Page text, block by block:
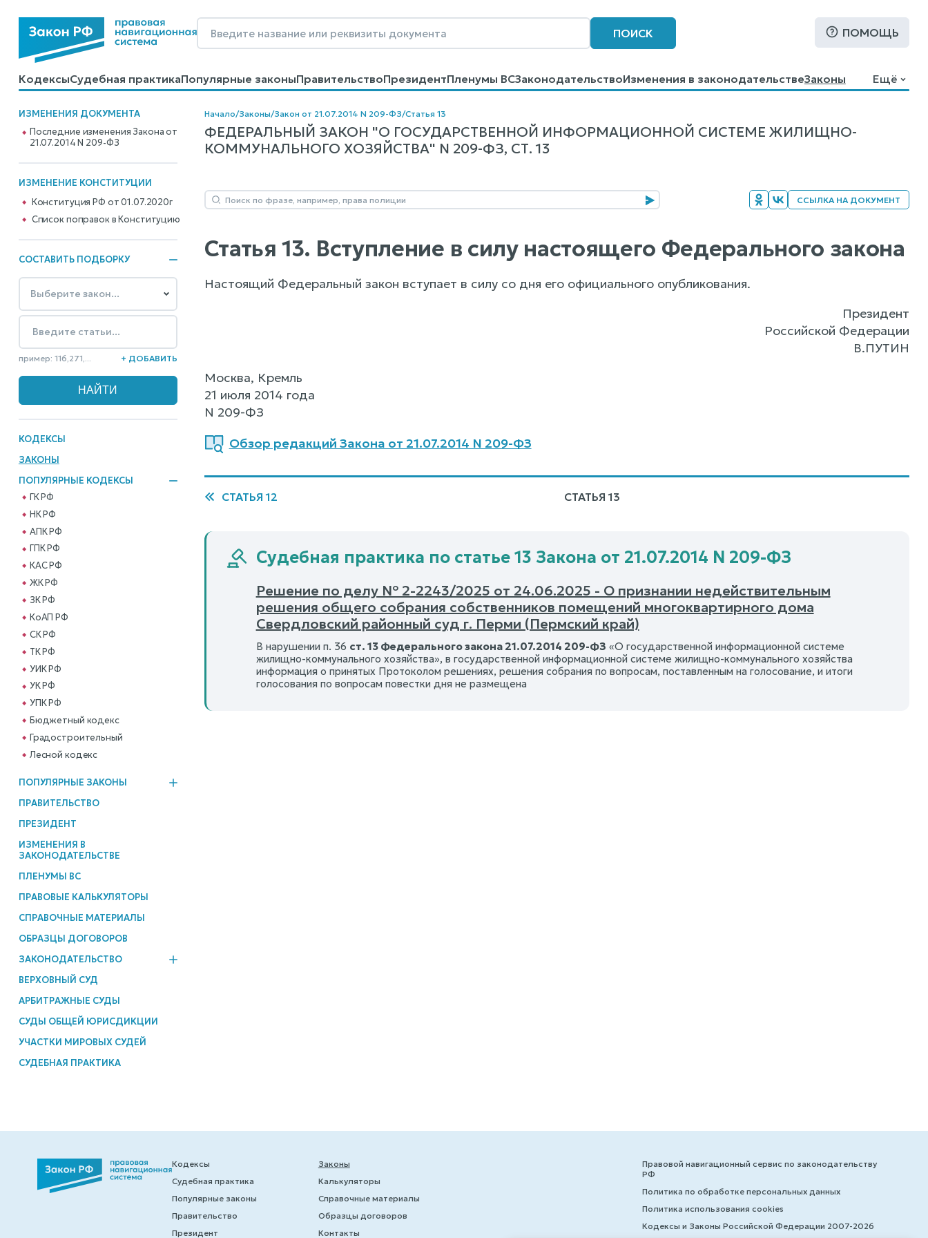
ПОИСК ПОМОЩЬ
КодексыСудебная практикаПопулярные законыПравительствоПрезидентПленумы ВСЗаконодательствоИзменения в законодательствеЗаконы
КалькуляторыСправочные материалыОбразцы договоровКонтактыПомощьПоиск
Ещё
ИЗМЕНЕНИЯ ДОКУМЕНТА
Последние изменения Закона от
21.07.2014 N 209-ФЗ
ИЗМЕНЕНИЕ КОНСТИТУЦИИ
Конституция РФ от 01.07.2020г
Cписок поправок в Конституцию
СОСТАВИТЬ ПОДБОРКУ
пример: 116,271,... + ДОБАВИТЬ
КОДЕКСЫ
ЗАКОНЫ
ПОПУЛЯРНЫЕ КОДЕКСЫ
ГК РФ
НК РФ
АПК РФ
ГПК РФ
КАС РФ
ЖК РФ
ЗК РФ
КоАП РФ
СК РФ
ТК РФ
УИК РФ
УК РФ
УПК РФ
Бюджетный кодекс
Градостроительный
Лесной кодекс
ПОПУЛЯРНЫЕ ЗАКОНЫ
ПРАВИТЕЛЬСТВО
ПРЕЗИДЕНТ
ИЗМЕНЕНИЯ В
ЗАКОНОДАТЕЛЬСТВЕ
ПЛЕНУМЫ ВС
ПРАВОВЫЕ КАЛЬКУЛЯТОРЫ
СПРАВОЧНЫЕ МАТЕРИАЛЫ
ОБРАЗЦЫ ДОГОВОРОВ
ЗАКОНОДАТЕЛЬСТВО
ВЕРХОВНЫЙ СУД
АРБИТРАЖНЫЕ СУДЫ
СУДЫ ОБЩЕЙ ЮРИСДИКЦИИ
УЧАСТКИ МИРОВЫХ СУДЕЙ
СУДЕБНАЯ ПРАКТИКА
Начало/Законы/Закон от 21.07.2014 N 209-ФЗ/Статья 13
ФЕДЕРАЛЬНЫЙ ЗАКОН "О ГОСУДАРСТВЕННОЙ ИНФОРМАЦИОННОЙ СИСТЕМЕ ЖИЛИЩНО-
КОММУНАЛЬНОГО ХОЗЯЙСТВА" N 209-ФЗ, СТ. 13
ССЫЛКА НА ДОКУМЕНТ
Статья 13. Вступление в силу настоящего Федерального закона
Настоящий Федеральный закон вступает в силу со дня его официального опубликования.
Президент
Российской Федерации
В.ПУТИН
Москва, Кремль
21 июля 2014 года
N 209-ФЗ
Обзор редакций Закона от 21.07.2014 N 209-ФЗ
СТАТЬЯ 12 СТАТЬЯ 13
Судебная практика по статье 13 Закона от 21.07.2014 N 209-ФЗ
Решение по делу № 2-2243/2025 от 24.06.2025 - О признании недействительным
решения общего собрания собственников помещений многоквартирного дома
Свердловский районный суд г. Перми (Пермский край)
В нарушении п. 36 ст. 13 Федерального закона 21.07.2014 209-ФЗ «О государственной информационной системе
жилищно-коммунального хозяйства», в государственной информационной системе жилищно-коммунального хозяйства
информация о принятых Протоколом решениях, решения собрания по вопросам, поставленным на голосование, и итоги
голосования по вопросам повестки дня не размещена
Кодексы
Судебная практика
Популярные законы
Правительство
Президент
Законы
Калькуляторы
Справочные материалы
Образцы договоров
Контакты
Правовой навигационный сервис по законодательству
РФ
Политика по обработке персональных данных
Политика использования cookies
Кодексы и Законы Российской Федерации 2007-2026